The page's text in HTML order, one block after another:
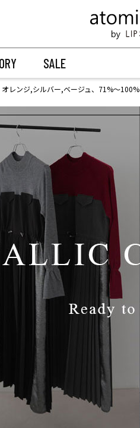
SALE
オレンジ,シルバー,ベージュ、71%〜100%